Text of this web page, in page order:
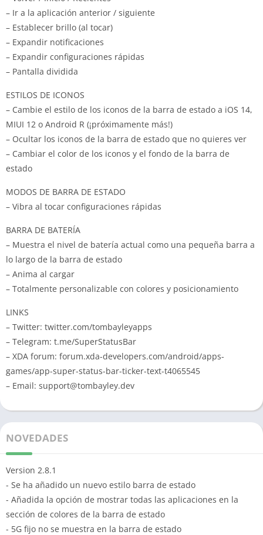
– Ir a la aplicación anterior / siguiente
– Establecer brillo (al tocar)
– Expandir notificaciones
– Expandir configuraciones rápidas
– Pantalla dividida
ESTILOS DE ICONOS
– Cambie el estilo de los iconos de la barra de estado a iOS 14,
MIUI 12 o Android R (¡próximamente más!)
– Ocultar los iconos de la barra de estado que no quieres ver
– Cambiar el color de los iconos y el fondo de la barra de
estado
MODOS DE BARRA DE ESTADO
– Vibra al tocar configuraciones rápidas
BARRA DE BATERÍA
– Muestra el nivel de batería actual como una pequeña barra a
lo largo de la barra de estado
– Anima al cargar
– Totalmente personalizable con colores y posicionamiento
LINKS
– Twitter: twitter.com/tombayleyapps
– Telegram: t.me/SuperStatusBar
– XDA forum: forum.xda-developers.com/android/apps-
games/app-super-status-bar-ticker-text-t4065545
– Email: support@tombayley.dev
NOVEDADES
Version 2.8.1
- Se ha añadido un nuevo estilo barra de estado
- Añadida la opción de mostrar todas las aplicaciones en la
sección de colores de la barra de estado
- 5G fijo no se muestra en la barra de estado